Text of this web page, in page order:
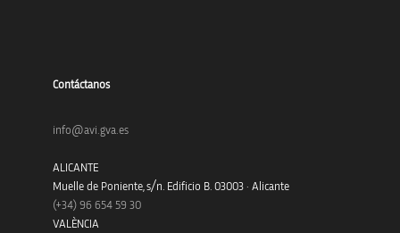
Contáctanos
info@avi.gva.es
ALICANTE
Muelle de Poniente, s/n. Edificio B. 03003 · Alicante
(+34) 96 654 59 30
VALÈNCIA